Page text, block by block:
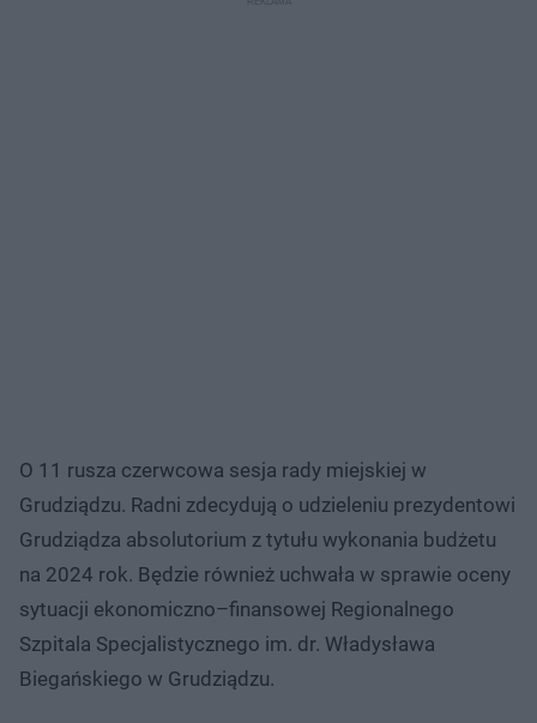
O 11 rusza czerwcowa sesja rady miejskiej w
Grudziądzu. Radni zdecydują o udzieleniu prezydentowi
Grudziądza absolutorium z tytułu wykonania budżetu
na 2024 rok. Będzie również uchwała w sprawie oceny
sytuacji ekonomiczno–finansowej Regionalnego
Szpitala Specjalistycznego im. dr. Władysława
Biegańskiego w Grudziądzu.